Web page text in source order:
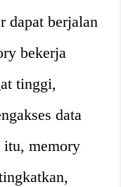
dapat berjalan
bekerja
tinggi,
data
itu, memory